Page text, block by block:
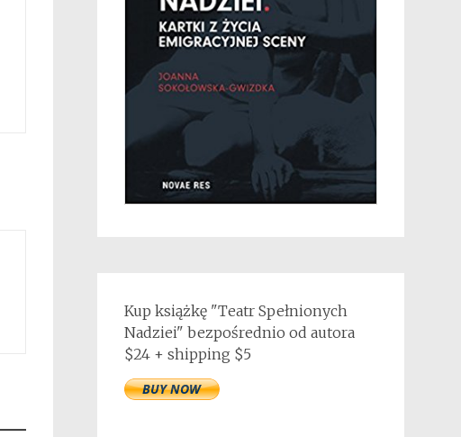
Kup książkę "Teatr Spełnionych
Nadziei" bezpośrednio od autora
$24 + shipping $5